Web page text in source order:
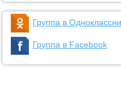
Группа в
Группа в Facebook